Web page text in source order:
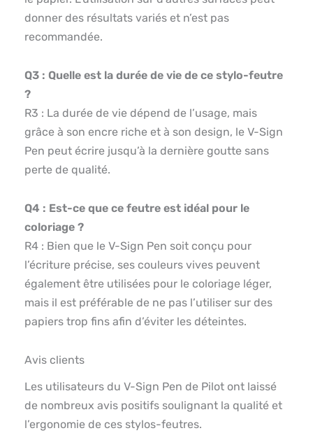
donner des résultats variés et n’est pas
recommandée.
Q3 : Quelle est la durée de vie de ce stylo-feutre
?
R3 : La durée de vie dépend de l’usage, mais
grâce à son encre riche et à son design, le V-Sign
Pen peut écrire jusqu’à la dernière goutte sans
perte de qualité.
Q4 : Est-ce que ce feutre est idéal pour le
coloriage ?
R4 : Bien que le V-Sign Pen soit conçu pour
l’écriture précise, ses couleurs vives peuvent
également être utilisées pour le coloriage léger,
mais il est préférable de ne pas l’utiliser sur des
papiers trop fins afin d’éviter les déteintes.
Avis clients
Les utilisateurs du V-Sign Pen de Pilot ont laissé
de nombreux avis positifs soulignant la qualité et
l’ergonomie de ces stylos-feutres.